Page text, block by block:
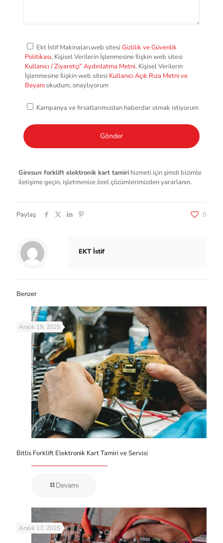
Ekt İstif Makinaları,web sitesi Gizlilik ve Güvenlik
Politikası, Kişisel Verilerin İşlenmesine İlişkin web sitesi
Kullanıcı / Ziyaretçi” Aydınlatma Metni, Kişisel Verilerin
İşlenmesine İlişkin web sitesi Kullanıcı Açık Rıza Metni ve
Beyanı okudum, onaylıyorum
Kampanya ve fırsatlarımızdan haberdar olmak istiyorum
Giresun forklift elektronik kart tamirihizmeti için şimdi bizimle
iletişime geçin, işletmenize özel çözümlerimizden yararlanın.
Paylaş 0
EKT İstif
Benzer
Aralık 19, 2025
Bitlis Forklift Elektronik Kart Tamiri ve Servisi
Devamı
Aralık 17, 2025